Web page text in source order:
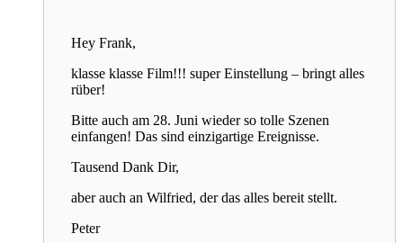
Hey Frank,
klasse klasse Film!!! super Einstellung – bringt alles
rüber!
Bitte auch am 28. Juni wieder so tolle Szenen
einfangen! Das sind einzigartige Ereignisse.
Tausend Dank Dir,
aber auch an Wilfried, der das alles bereit stellt.
Peter